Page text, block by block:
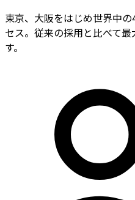
東京、大阪をはじめ世界中
セス。従来の採用と比べて
す。